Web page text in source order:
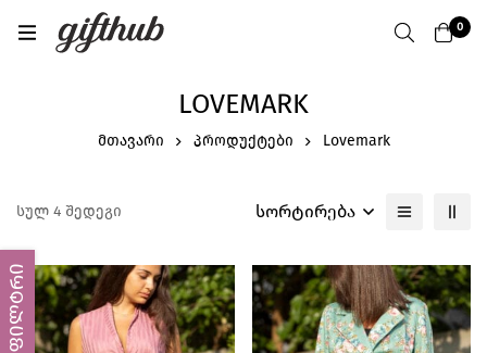
0
LOVEMARK
მთავარი პროდუქტები Lovemark
ფილტრი
სულ 4 შედეგი სორტირება